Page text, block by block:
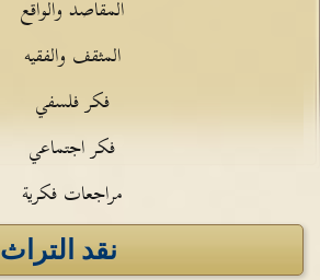
المقاصد والواقع
المثقف والفقيه
فكر فلسفي
فكر اجتماعي
مراجعات فكرية
نقد التراث